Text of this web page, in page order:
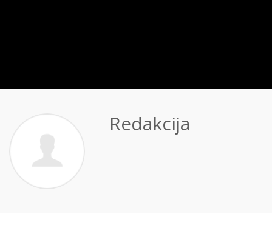
Redakcija